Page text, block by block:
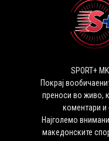
SPORT+
Покрај
преноси во живо,
коментари и
Најголемо
македонските